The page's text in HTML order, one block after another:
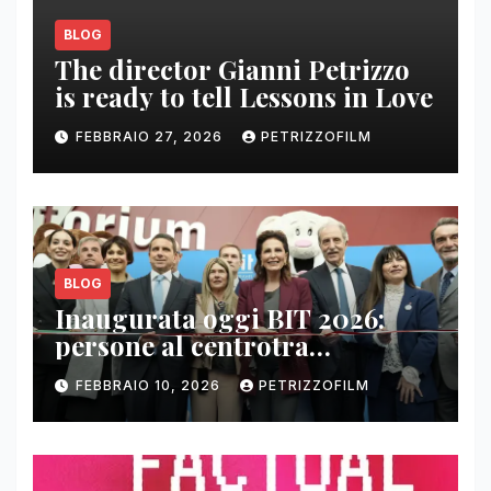
BLOG
The director Gianni Petrizzo
is ready to tell Lessons in Love
FEBBRAIO 27, 2026 PETRIZZOFILM
BLOG
Inaugurata oggi BIT 2026:
persone al centrotra
contenuti, relazioni e business
FEBBRAIO 10, 2026 PETRIZZOFILM